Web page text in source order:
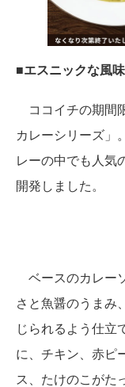
■エスニックな風
ココイチの期間
カレーシリーズ」
レーの中でも人気
開発しました。
ベースのカレー
さと魚醤のうまみ
じられるよう仕立
に、チキン、赤ピ
ス、たけのこがた